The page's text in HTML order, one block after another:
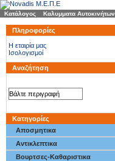
Κατάλογος Καλυμματα Αυτοκινήτων
Πληροφορίες
H εταιρία μας
Ισολογισμοί
Αναζήτηση
Κατηγορίες
Αποσμητικα
Αντικλεπτικα
Βουρτσες-Καθαριστικα